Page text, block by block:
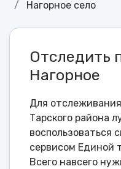
Нагорное село
Отследить
Нагорное
Для
Тарского района
воспользоваться
сервисом Единой
Всего навсего